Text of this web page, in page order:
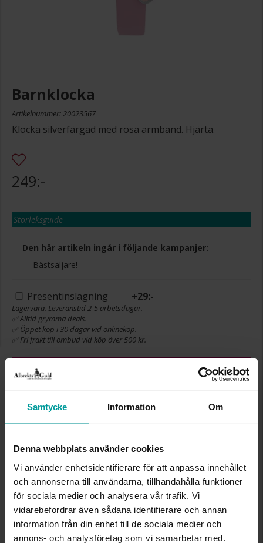
Samtycke Information Om
Denna webbplats använder cookies
Vi använder enhetsidentifierare för att anpassa innehållet
och annonserna till användarna, tillhandahålla funktioner
för sociala medier och analysera vår trafik. Vi
vidarebefordrar även sådana identifierare och annan
information från din enhet till de sociala medier och
annons- och analysföretag som vi samarbetar med.
Barnklocka
Artikelnummer: 20023567
Klocka silverfärgad med rosa armband. Hjärta.
249:-
Storleksguide
Den här artikeln ingår i följande kampanjer:
Bästsäljare!
Presentinslagning +29:-
Lagervara. Leveranstid 2-5 arbetsdagar.
✅ Alltid grymma deals.
✅ Öppet köp i 30 dagar vid onlineköp.
✅ Fri frakt till ombud vid köp över 500 kr.
LÄGG I VARUKORGEN
INFO
BOETT CA (MM)
25
VARUMÄRKE
Albrekts Guld
MATERIAL
Metall, Silverfärgad
Kristall
KLOCKARMBAND
Imiterat läder
URVERK
PC21J (SEIKO)
TEKNISKA EGENSKAPER
Quartz